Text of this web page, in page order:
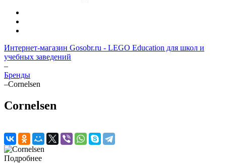
Интернет-магазин Gosobr.ru - LEGO Education для школ и
учебных заведений
–
Бренды
–Cornelsen
Cornelsen
Подробнее